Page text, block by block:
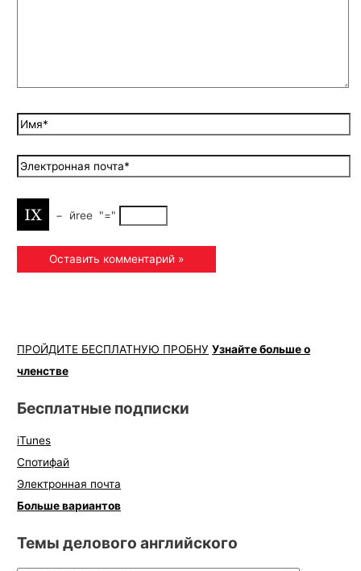
− йreе "="
ПРОЙДИТЕ БЕСПЛАТНУЮ ПРОБНУ Узнайте больше о
членстве
Бесплатные подписки
iTunes
Спотифай
Электронная почта
Больше вариантов
Темы делового английского